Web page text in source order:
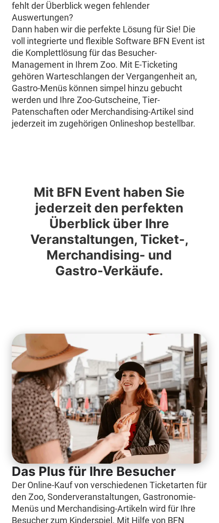
fehlt der Überblick wegen fehlender
Auswertungen?
Dann haben wir die perfekte Lösung für Sie! Die
voll integrierte und flexible Software BFN Event ist
die Komplettlösung für das Besucher-
Management in Ihrem Zoo. Mit E-Ticketing
gehören Warteschlangen der Vergangenheit an,
Gastro-Menüs können simpel hinzu gebucht
werden und Ihre Zoo-Gutscheine, Tier-
Patenschaften oder Merchandising-Artikel sind
jederzeit im zugehörigen Onlineshop bestellbar.
Mit BFN Event haben Sie
jederzeit den perfekten
Überblick über Ihre
Veranstaltungen, Ticket-,
Merchandising- und
Gastro-Verkäufe.
Das Plus für Ihre Besucher
Der Online-Kauf von verschiedenen Ticketarten für
den Zoo, Sonderveranstaltungen, Gastronomie-
Menüs und Merchandising-Artikeln wird für Ihre
Besucher zum Kinderspiel. Mit Hilfe von BFN